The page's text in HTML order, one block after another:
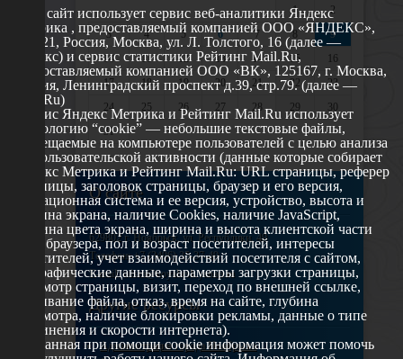
1
2
3
4 5 6 7 8
9
10
11 12 13 14 15
16
17
18 19 20 21 22
23
24
25 26 27 28 29
30
31
О сайте
629802 г. Ноябрьск, ул. Республики, 49
Телефон: +7 (3496) 35-37-49
E-mail: udsm@noyabrsk.yanao.ru
Другие ресурсы
Администрация города Ноябрьска
Этот сайт использует сервис веб-аналитики Яндекс
Метрика , предоставляемый компанией ООО «ЯНДЕКС»,
119021, Россия, Москва, ул. Л. Толстого, 16 (далее —
Яндекс) и сервис статистики Рейтинг Mail.Ru,
предоставляемый компанией ООО «ВК», 125167, г. Москва,
Россия, Ленинградский проспект д.39, стр.79. (далее —
Mail.Ru)
Сервис Яндекс Метрика и Рейтинг Mail.Ru использует
технологию “cookie” — небольшие текстовые файлы,
размещаемые на компьютере пользователей с целью анализа
их пользовательской активности (данные которые собирает
Яндекс Метрика и Рейтинг Mail.Ru: URL страницы, реферер
страницы, заголовок страницы, браузер и его версия,
операционная система и ее версия, устройство, высота и
ширина экрана, наличие Cookies, наличие JavaScript,
глубина цвета экрана, ширина и высота клиентской части
окна браузера, пол и возраст посетителей, интересы
посетителей, учет взаимодействий посетителя с сайтом,
географические данные, параметры загрузки страницы,
просмотр страницы, визит, переход по внешней ссылке,
cкачивание файла, отказ, время на сайте, глубина
просмотра, наличие блокировки рекламы, данные о типе
соединения и скорости интернета).
Собранная при помощи cookie информация может помочь